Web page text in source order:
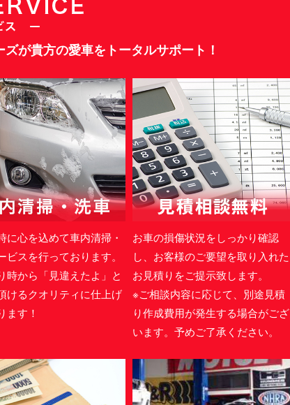
が貴方の愛車をトータルサポート！
に心を込めて車内清掃・
ビスを行っております。
時から「見違えたよ」と
けるクオリティに仕上げ
ます！
お車の損傷状況をしっかり確認
し、お客様のご要望を取り入れた
お見積りをご提示致します。
※ご相談内容に応じて、別途見積
り作成費用が発生する場合がござ
います。予めご了承ください。